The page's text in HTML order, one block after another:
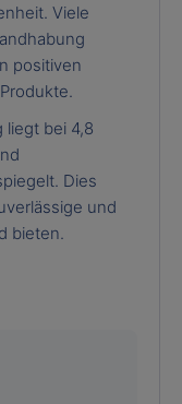
Viele
positiven
bei 4,8
Dies
und
bieten.